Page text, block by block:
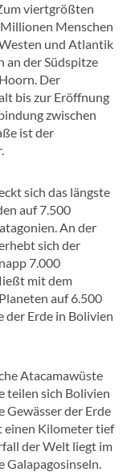
viertgrößten
Menschen
und Atlantik
an der Südspitze
Der
bis zur Eröffnung
zwischen
ist der
sich das längste
auf 7.500
An der
sich der
7.000
mit dem
auf 6.500
der Erde in Bolivien
Atacamawüste
teilen sich Bolivien
Gewässer der Erde
einen Kilometer tief
der Welt liegt im
Galapagosinseln.